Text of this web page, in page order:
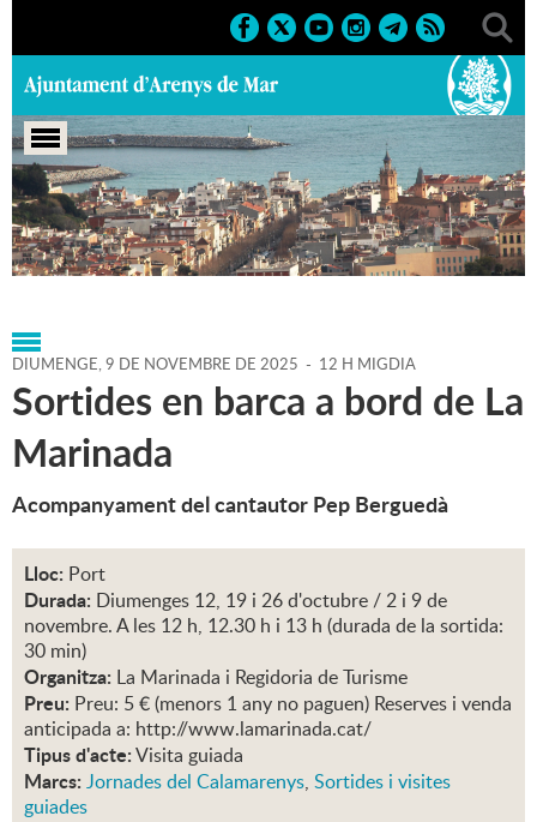
Portada > Agenda > 09-11-
2025 > Marcs > Culturals > 2025 > Sortides i visites guiades
DIUMENGE,9 DE NOVEMBRE DE 2025 - 12 H MIGDIA
Sortides en barca a bord de La
Marinada
Acompanyament del cantautor Pep Berguedà
Lloc: Port
Durada: Diumenges 12, 19 i 26 d'octubre / 2 i 9 de
novembre. A les 12 h, 12.30 h i 13 h (durada de la sortida:
30 min)
Organitza: La Marinada i Regidoria de Turisme
Preu: Preu: 5 € (menors 1 any no paguen) Reserves i venda
anticipada a: http://www.lamarinada.cat/
Tipus d'acte:Visita guiada
Marcs: Jornades del Calamarenys, Sortides i visites
guiades